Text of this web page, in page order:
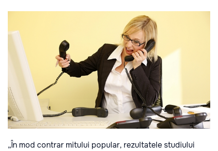
„În mod contrar mitului popular, rezultatele studiului